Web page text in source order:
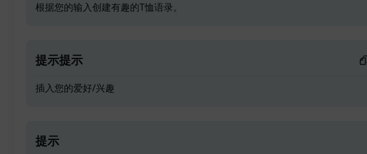
根据您的输入创建有趣的T恤语录。
提示提示
插入您的爱好/兴趣
提示